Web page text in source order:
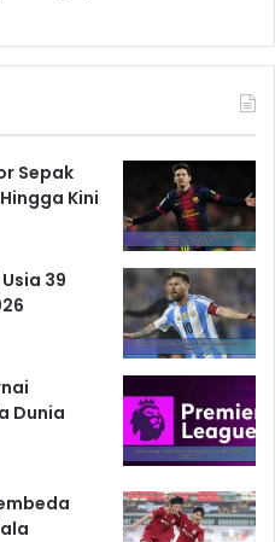
Sepak
Kini
39
Dunia